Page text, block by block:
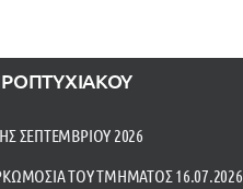
ΣΕΠΤΕΜΒΡΙΟΥ 2026
ΤΟΥ ΤΜΗΜΑΤΟΣ 16.07.2026